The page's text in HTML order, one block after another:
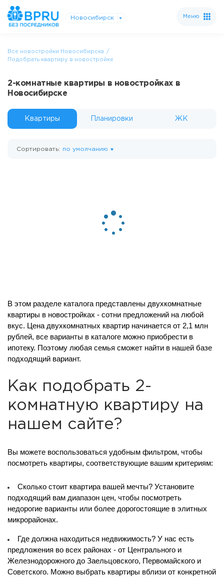
Новосибирск Меню
Все новостройки Новосибирска
Подобрать квартиру в новостройке
2-комнатные квартиры в новостройках в
Новосибирске
Квартиры Планировки ЖК
Сортировать: по умолчанию
В этом разделе каталога представлены двухкомнатные
квартиры в новостройках - сотни предложений на любой
вкус. Цена двухкомнатных квартир начинается от 2,1 млн
рублей, все варианты в каталоге можно приобрести в
ипотеку. Поэтому любая семья сможет найти в нашей базе
подходящий вариант.
Как подобрать 2-
комнатную квартиру на
нашем сайте?
Вы можете воспользоваться удобным фильтром, чтобы
посмотреть квартиры, соответствующие вашим критериям:
Сколько стоит квартира вашей мечты? Установите
подходящий вам диапазон цен, чтобы посмотреть
недорогие варианты или более дорогостоящие в элитных
микрорайонах.
Где должна находиться недвижимость? У нас есть
предложения во всех районах - от Центрального и
Железнодорожного до Заельцовского, Первомайского и
Советского. Можно выбрать квартиры вблизи от конкретной